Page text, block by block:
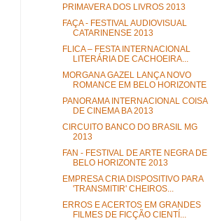
PRIMAVERA DOS LIVROS 2013
FAÇA - FESTIVAL AUDIOVISUAL
CATARINENSE 2013
FLICA – FESTA INTERNACIONAL
LITERÁRIA DE CACHOEIRA...
MORGANA GAZEL LANÇA NOVO
ROMANCE EM BELO HORIZONTE
PANORAMA INTERNACIONAL COISA
DE CINEMA BA 2013
CIRCUITO BANCO DO BRASIL MG
2013
FAN - FESTIVAL DE ARTE NEGRA DE
BELO HORIZONTE 2013
EMPRESA CRIA DISPOSITIVO PARA
'TRANSMITIR' CHEIROS...
ERROS E ACERTOS EM GRANDES
FILMES DE FICÇÃO CIENTÍ...